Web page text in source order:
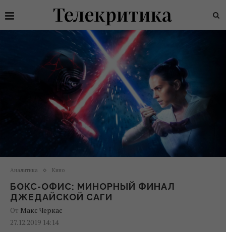
Аналитика Кино
БОКС-ОФИС: МИНОРНЫЙ ФИНАЛ
ДЖЕДАЙСКОЙ САГИ
От Макс Черкас
27.12.2019 14:14